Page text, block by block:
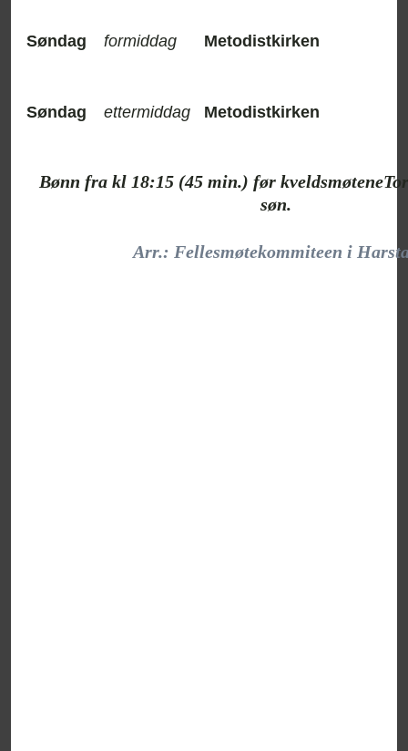
Søndag formiddag Metodistkirken
Søndag ettermiddag Metodistkirken
Bønn fra kl 18:15 (45 min.) før
søn.
Arr.: Fellesmøtekommiteen i